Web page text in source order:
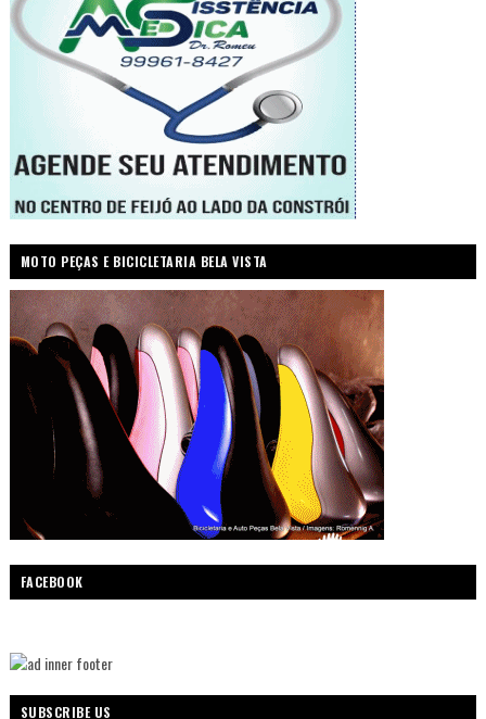
MOTO PEÇAS E BICICLETARIA BELA VISTA
FACEBOOK
SUBSCRIBE US